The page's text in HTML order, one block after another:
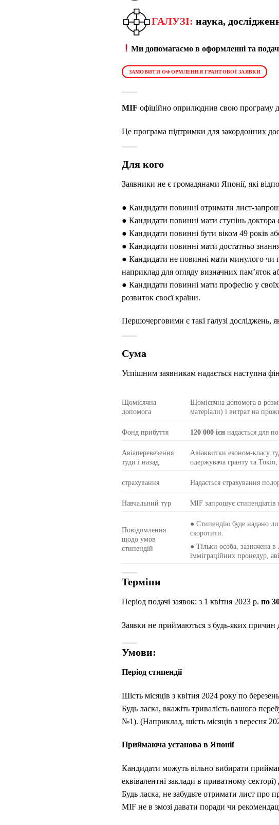
ГАЛУЗІ: наука,
Ми допомагаємо в оформленні та
ЗАМОВИТИ ОФОРМЛЕННЯ ГРАНТОВОЇ ЗАЯВКИ
MIF офіційно оприлюднив свою програму
Це програма підтримки для закордонних
Для кого
Заявники не є громадянами Японії, які
● Кандидати повинні отримати лист-
● Кандидати повинні мати ступінь доктора
● Кандидати повинні бути віком 49 років
● Кандидати повинні мати достатньо
● Кандидати не повинні мати минулого чи
наприклад для огляду визначних пам’яток
● Кандидати повинні мати професію у своїх
розвиток своєї країни.
Першочерговими є такі галузі досліджень,
Сума
Успішним заявникам надається наступна
Щомісячна
допомога
Щомісячна допомога в
матеріали) і витрат на
Фонд прибуття 120 000 ієн надається для
Авіаперевезення
туди і назад
Авіаквитки економ-класу
одержувача гранту та
страхування Надається страхування
Навчальний тур MIF запрошує стипендіатів
Повідомлення
щодо умов
стипендій
● Стипендію буде надано
скоротити.
● Тільки особа, зазначена
імміграційних процедур,
Терміни
Період подачі заявок: з 1 квітня 2023 р. по
Заявки не приймаються з будь-яких причин
Умови:
Період стипендії
Шість місяців з квітня 2024 року по
Будь ласка, вкажіть тривалість вашого
№1). (Наприклад, шість місяців з вересня
Приймаюча установа в Японії
Кандидати можуть вільно вибирати
еквівалентні заклади в приватному
Будь ласка, не забудьте отримати лист про
MIF не в змозі давати поради чи